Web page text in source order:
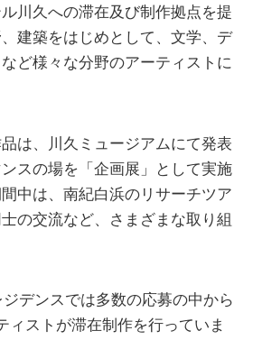
川久への滞在及び制作拠点を提
建築をはじめとして、文学、デ
ど様々な分野のアーティストに
は、川久ミュージアムにて発表
スの場を「企画展」として実施
中は、南紀白浜のリサーチツア
の交流など、さまざまな取り組
デンスでは多数の応募の中から
ィストが滞在制作を行っていま